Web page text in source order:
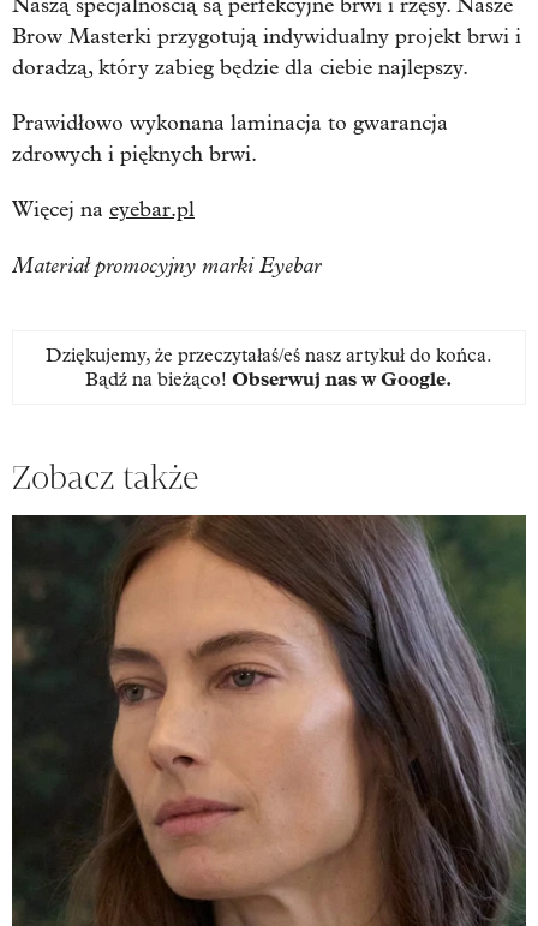
Brow Masterki przygotują indywidualny projekt brwi i
doradzą, który zabieg będzie dla ciebie najlepszy.
Prawidłowo wykonana laminacja to gwarancja
zdrowych i pięknych brwi.
Więcej na eyebar.pl
Materiał promocyjny marki Eyebar
Dziękujemy, że przeczytałaś/eś nasz artykuł do końca.
Bądź na bieżąco! Obserwuj nas w Google.
Zobacz także